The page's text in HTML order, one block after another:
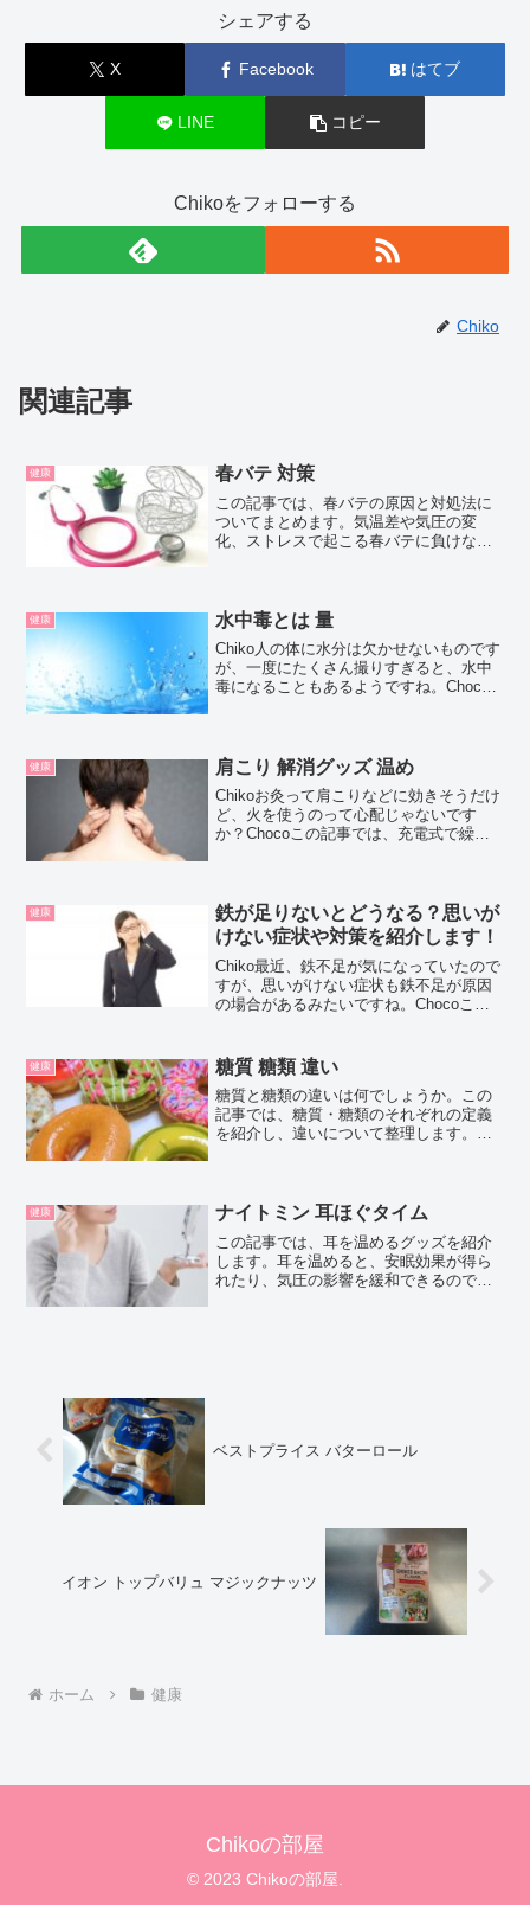
シェアする
X Facebook はてブ
LINE コピー
Chikoをフォローする
Chiko
関連記事
健康 春バテ 対策
この記事では、春バテの原因と対処法に
ついてまとめます。気温差や気圧の変
化、ストレスで起こる春バテに負けない
考えられています。春は1...
健康 水中毒とは 量
Chiko人の体に水分は欠かせないものです
が、一度にたくさん撮りすぎると、水中
毒になることもあるようですね。Choco
アイテムが大集...
健康 肩こり 解消グッズ 温め
Chikoお灸って肩こりなどに効きそうだけ
ど、火を使うのって心配じゃないです
か？Chocoこの記事では、充電式で繰り
よ！お買...
健康
鉄が足りないとどうなる？思いが
けない症状や対策を紹介します！
Chiko最近、鉄不足が気になっていたので
すが、思いがけない症状も鉄不足が原因
の場合があるみたいですね。Chocoこの
などを紹介するよ！お買い得アイテムが
大集合！買うな...
健康 糖質 糖類 違い
糖質と糖類の違いは何でしょうか。この
記事では、糖質・糖類のそれぞれの定義
を紹介し、違いについて整理します。糖
す。そして、糖質と呼ばれる「...
健康 ナイトミン 耳ほぐタイム
この記事では、耳を温めるグッズを紹介
します。耳を温めると、安眠効果が得ら
れたり、気圧の影響を緩和できるので、
ベストプライス バターロール
イオン トップバリュ マジックナッツ
ホーム 健康
Chikoの部屋
© 2023 Chikoの部屋.